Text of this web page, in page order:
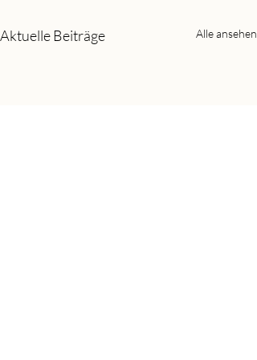
Aktuelle Beiträge Alle ansehen